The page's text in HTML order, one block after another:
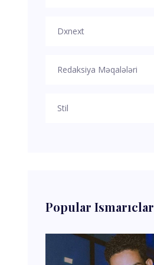
Dxnext
Redaksiya Məqalələri
Stil
Popular Ismarıclar